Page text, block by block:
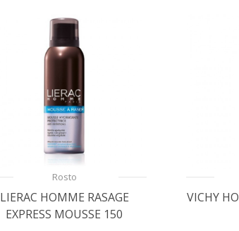
Rosto
LIERAC HOMME RASAGE
EXPRESS MOUSSE 150
VICHY